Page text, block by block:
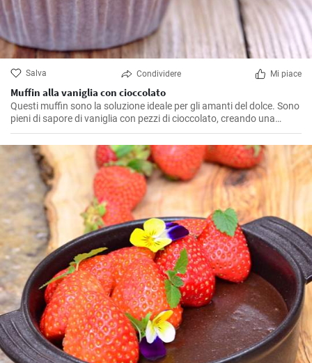
Salva Condividere Mi piace
Muffin alla vaniglia con cioccolato
Questi muffin sono la soluzione ideale per gli amanti del dolce. Sono
pieni di sapore di vaniglia con pezzi di cioccolato, creando una
combinazione irresistibile.